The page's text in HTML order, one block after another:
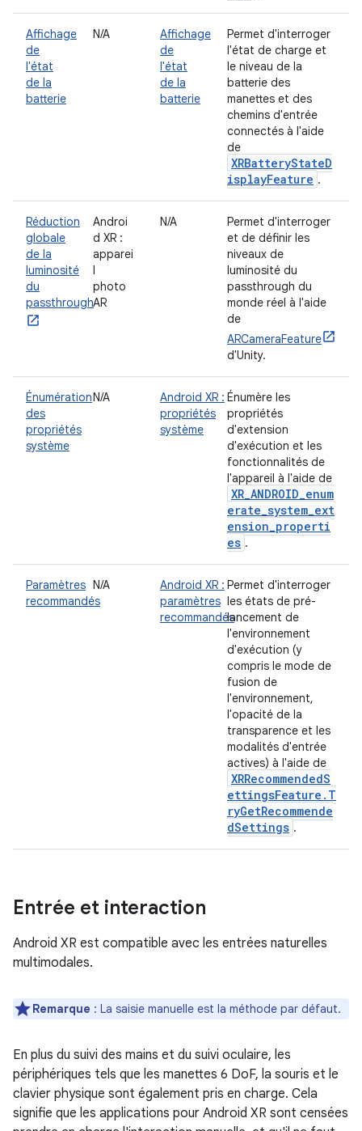
Affichage
de
l'état
de la
batterie
N/A
Affichage
de
l'état
de la
batterie
Permet d'interroger
l'état de charge et
le niveau de la
batterie des
manettes et des
chemins d'entrée
connectés à l'aide
de
XRBatteryStateD
isplayFeature .
Réduction
globale
de la
luminosité
du
passthrough
Androi
d XR :
apparei
l
photo
AR
N/A
Permet d'interroger
et de définir les
niveaux de
luminosité du
passthrough du
monde réel à l'aide
de
ARCameraFeature
d'Unity.
Énumération
des
propriétés
système
N/A
Android XR :
propriétés
système
Énumère les
propriétés
d'extension
d'exécution et les
fonctionnalités de
l'appareil à l'aide de
XR_ANDROID_enum
erate_system_ext
ension_properti
es .
Paramètres
recommandés
N/A
Android XR :
paramètres
recommandés
Permet d'interroger
les états de pré-
lancement de
l'environnement
d'exécution (y
compris le mode de
fusion de
l'environnement,
l'opacité de la
transparence et les
modalités d'entrée
actives) à l'aide de
XRRecommendedS
ettingsFeature.T
ryGetRecommende
dSettings .
Entrée et interaction
Android XR est compatible avec les entrées naturelles
multimodales.
Remarque : La saisie manuelle est la méthode par défaut.
En plus du suivi des mains et du suivi oculaire, les
périphériques tels que les manettes 6 DoF, la souris et le
clavier physique sont également pris en charge. Cela
signifie que les applications pour Android XR sont censées